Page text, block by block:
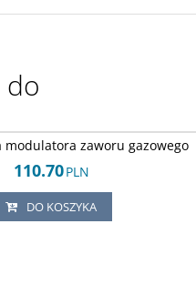
do
modulatora zaworu gazowego
110.70PLN
DO KOSZYKA